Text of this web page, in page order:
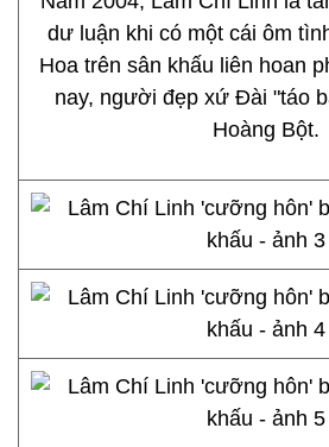
dư luận khi có một cái ôm
Hoa trên sân khấu liên hoan
nay, người đẹp xứ Đài "táo
Hoàng Bột.